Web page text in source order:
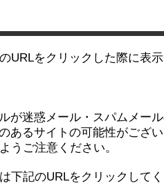
URLをクリックした際に表
が迷惑メール・スパムメー
あるサイトの可能性がござ
うご注意ください。
下記のURLをクリックして